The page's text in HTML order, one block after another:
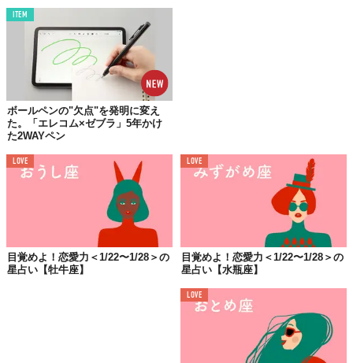
ITEM
ボールペンの"欠点"を発明に変え
た。「エレコム×ゼブラ」5年かけ
た2WAYペン
LOVE
目覚めよ！恋愛力＜1/22〜1/28＞の
星占い【牡牛座】
LOVE
目覚めよ！恋愛力＜1/22〜1/28＞の
星占い【水瓶座】
LOVE